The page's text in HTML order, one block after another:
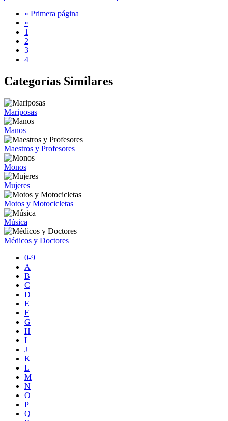
« Primera página
«
1
2
3
4
Categorías Similares
Mariposas
Manos
Maestros y Profesores
Monos
Mujeres
Motos y Motocicletas
Música
Médicos y Doctores
0-9
A
B
C
D
E
F
G
H
I
J
K
L
M
N
O
P
Q